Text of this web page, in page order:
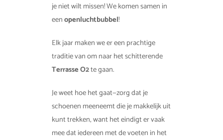
je niet wilt missen! We komen samen in
eenopenluchtbubbel!
Elk jaar maken we er een prachtige
traditie van om naar het schitterende
Terrasse O2te gaan.
Je weet hoe het gaat—zorg dat je
schoenen meeneemt die je makkelijk uit
kunt trekken, want het eindigt er vaak
mee dat iedereen met de voeten in het